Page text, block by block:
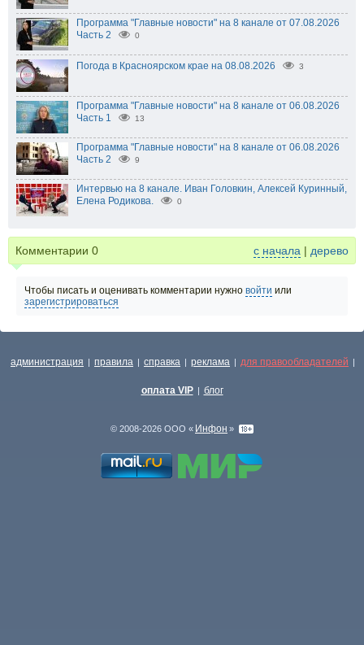
Программа "Главные новости" на 8 канале от 07.08.2026
Часть 2
0
Погода в Красноярском крае на 08.08.2026 3
Программа "Главные новости" на 8 канале от 06.08.2026
Часть 1
13
Программа "Главные новости" на 8 канале от 06.08.2026
Часть 2
9
Интервью на 8 канале. Иван Головкин, Алексей Куринный,
Елена Родикова.
0
Комментарии 0 с начала | дерево
Чтобы писать и оценивать комментарии нужно войти или
зарегистрироваться
администрация | правила | справка | реклама | для правообладателей |
оплата VIP | блог
© 2008-2026 ООО « Инфон »